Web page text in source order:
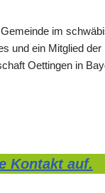
im
und ein Mitglied der
Oettingen in
Kontakt auf.